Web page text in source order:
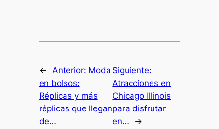
← Anterior: Moda
en bolsos:
Réplicas y más
réplicas que llegan
de…
Siguiente:
Atracciones en
Chicago Illinois
para disfrutar
en…
→